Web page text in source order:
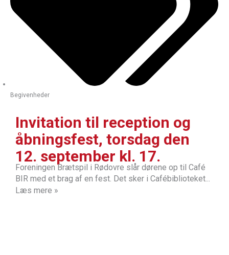
Begivenheder
Invitation til reception og
åbningsfest, torsdag den
12. september kl. 17.
Foreningen Brætspil i Rødovre slår dørene op til Café
BIR med et brag af en fest. Det sker i Cafébiblioteket...
Læs mere »